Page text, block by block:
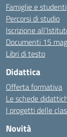
Famiglie e studenti
Percorsi di studio
Iscrizione
Documenti 15
Libri di testo
Didattica
Offerta formativa
Le schede
I progetti delle
Novità